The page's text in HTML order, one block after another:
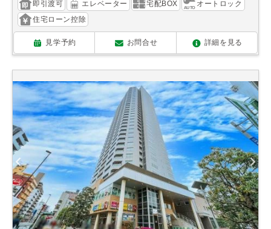
即引渡可
エレベーター 宅配BOX
オートロック
住宅ローン控除
見学予約 お問合せ 詳細を見る